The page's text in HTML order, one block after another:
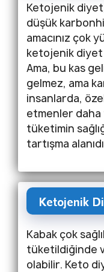
Ketojenik
düşük
amacınız çok
ketojenik
Ama, bu kas
gelmez, ama
insanlarda,
etmenler daha
tüketimin
tartışma
Ketojenik
Kabak çok
tüketildiğinde
olabilir. Keto